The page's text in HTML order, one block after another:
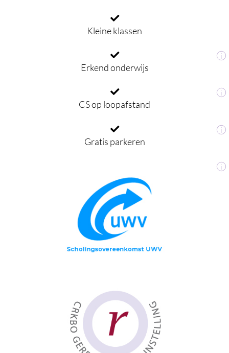
Kleine klassen
i
Erkend onderwijs
i
CS op loopafstand
i
Gratis parkeren
i